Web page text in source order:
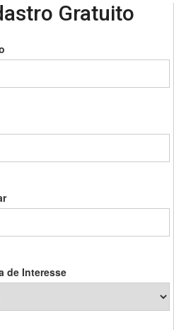
Gratuito
de Interesse